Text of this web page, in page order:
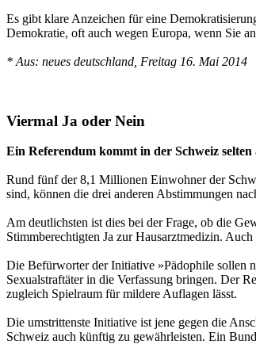
Es gibt klare Anzeichen für eine
Demokratie, oft auch wegen Europa, wenn Sie
* Aus: neues deutschland, Freitag 16. Mai 2014
Viermal Ja oder Nein
Ein Referendum kommt in der Schweiz selten
Rund fünf der 8,1 Millionen Einwohner der
sind, können die drei anderen Abstimmungen
Am deutlichsten ist dies bei der Frage, ob die
Stimmberechtigten Ja zur Hausarztmedizin.
Die Befürworter der Initiative »Pädophile sollen
Sexualstraftäter in die Verfassung bringen. Der
zugleich Spielraum für mildere Auflagen lässt.
Die umstrittenste Initiative ist jene gegen die
Schweiz auch künftig zu gewährleisten. Ein